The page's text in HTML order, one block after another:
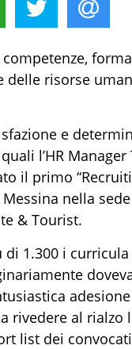
delle risorse
e
quali l’HR Manager
il primo “
Messina nella
& Tourist.
di 1.300 i
adesione
a rivedere al rialzo
list dei convo